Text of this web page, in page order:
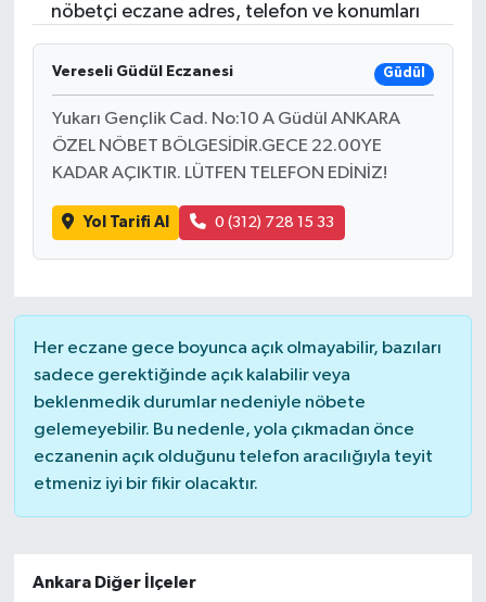
nöbetçi eczane adres, telefon ve konumları
Vereseli Güdül Eczanesi Güdül
Yukarı Gençlik Cad. No:10 A Güdül ANKARA
ÖZEL NÖBET BÖLGESİDİR.GECE 22.00YE
KADAR AÇIKTIR. LÜTFEN TELEFON EDİNİZ!
Yol Tarifi Al 0 (312) 728 15 33
Her eczane gece boyunca açık olmayabilir, bazıları
sadece gerektiğinde açık kalabilir veya
beklenmedik durumlar nedeniyle nöbete
gelemeyebilir. Bu nedenle, yola çıkmadan önce
eczanenin açık olduğunu telefon aracılığıyla teyit
etmeniz iyi bir fikir olacaktır.
Ankara Diğer İlçeler